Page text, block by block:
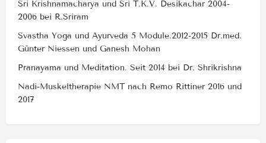
Sri Krishnamacharya und Sri T.K.V. Desikachar 2004-
2006 bei R.Sriram
Svastha Yoga und Ayurveda 5 Module.2012-2015 Dr.med.
Günter Niessen und Ganesh Mohan
Pranayama und Meditation. Seit 2014 bei Dr. Shrikrishna
Nadi-Muskeltherapie NMT nach Remo Rittiner 2016 und
2017